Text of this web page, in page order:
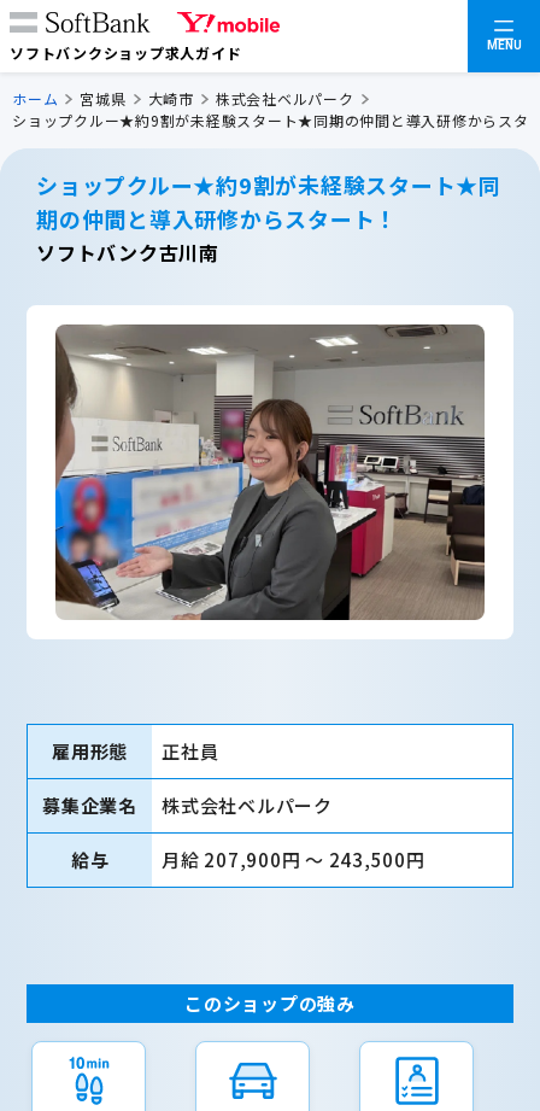
ソフトバンクショップ求人ガイド MENU
ホーム 宮城県 大崎市
株式会社ベルパーク
ショップクルー★約9割が未経験スタート★同期の仲間と導入研修からスタ
ショップクルー★約9割が未経験スタート★同
期の仲間と導入研修からスタート！
ソフトバンク古川南
雇用形態 正社員
募集企業名 株式会社ベルパーク
給与 月給 207,900円 〜 243,500円
このショップの強み